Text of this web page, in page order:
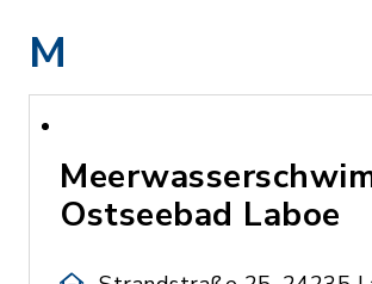
M
Ostseebad Laboe